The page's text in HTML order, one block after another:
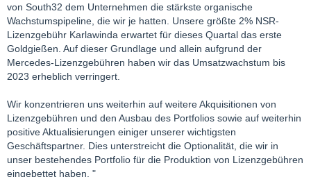
von South32 dem Unternehmen die stärkste organische
Wachstumspipeline, die wir je hatten. Unsere größte 2% NSR-
Lizenzgebühr Karlawinda erwartet für dieses Quartal das erste
Goldgießen. Auf dieser Grundlage und allein aufgrund der
Mercedes-Lizenzgebühren haben wir das Umsatzwachstum bis
2023 erheblich verringert.
Wir konzentrieren uns weiterhin auf weitere Akquisitionen von
Lizenzgebühren und den Ausbau des Portfolios sowie auf weiterhin
positive Aktualisierungen einiger unserer wichtigsten
Geschäftspartner. Dies unterstreicht die Optionalität, die wir in
unser bestehendes Portfolio für die Produktion von Lizenzgebühren
eingebettet haben. "